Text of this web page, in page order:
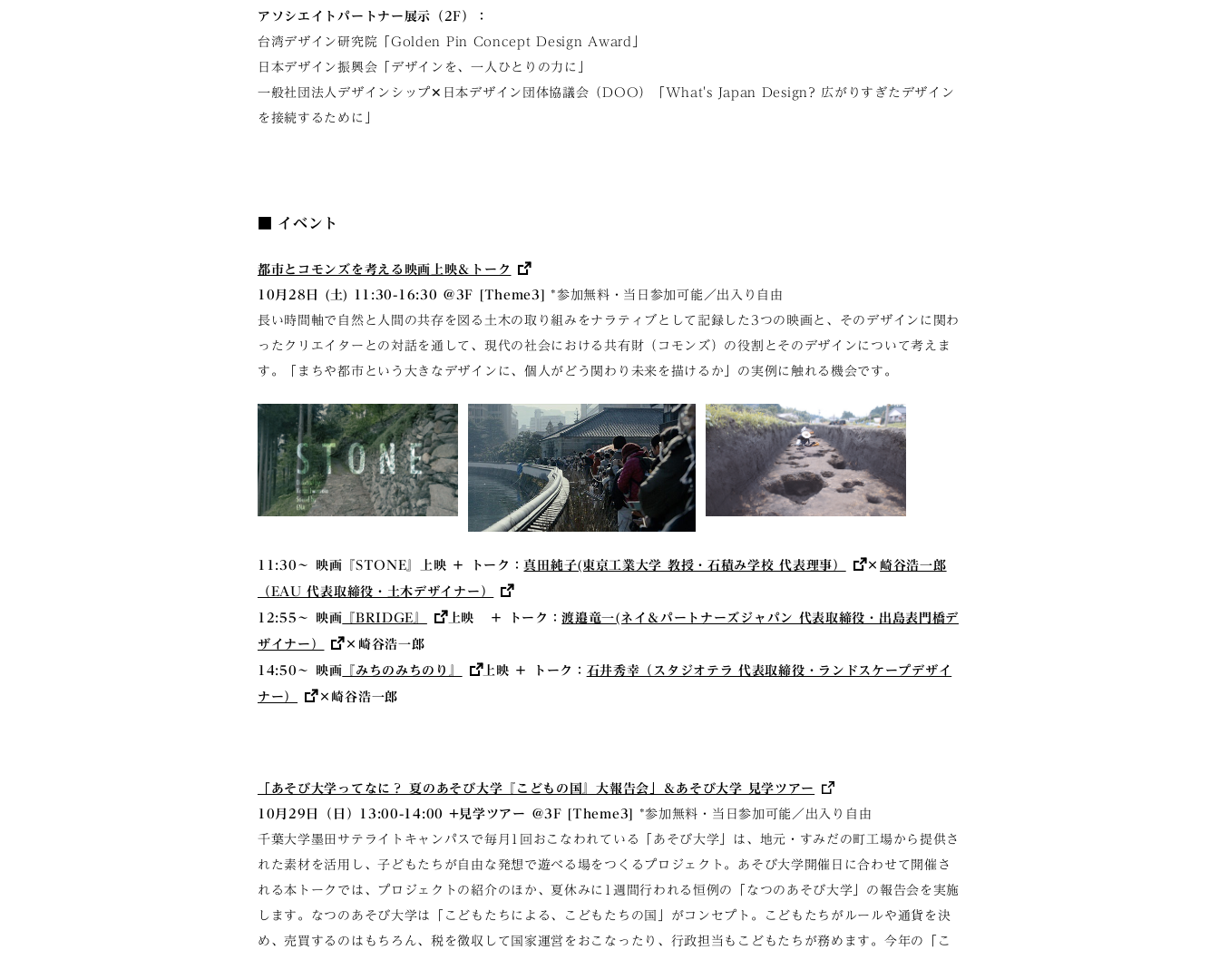
アソシエイトパートナー展示（2F）：
台湾デザイン研究院「Golden Pin Concept Design Award」
日本デザイン振興会「デザインを、一人ひとりの力に」
一般社団法人デザインシップ✕日本デザイン団体協議会（DOO）「What's Japan Design? 広がりすぎたデザイン
を接続するために」
■ イベント
都市とコモンズを考える映画上映＆トーク
10月28日 (土) 11:30-16:30 ＠3F [Theme3] *参加無料・当日参加可能／出入り自由
長い時間軸で自然と人間の共存を図る土木の取り組みをナラティブとして記録した3つの映画と、そのデザインに関わ
ったクリエイターとの対話を通して、現代の社会における共有財（コモンズ）の役割とそのデザインについて考えま
す。「まちや都市という大きなデザインに、個人がどう関わり未来を描けるか」の実例に触れる機会です。
11:30〜 映画『STONE』上映 ＋ トーク：真田純子(東京工業大学 教授・石積み学校 代表理事） × 崎谷浩一郎
（EAU 代表取締役・土木デザイナー）
12:55～ 映画 『BRIDGE』 上映 ＋ トーク：渡邉竜一(ネイ＆パートナーズジャパン 代表取締役・出島表門橋デ
ザイナー） ×崎谷浩一郎
14:50～ 映画 『みちのみちのり』 上映 ＋ トーク： 石井秀幸（スタジオテラ 代表取締役・ランドスケープデザイ
ナー） ×崎谷浩一郎
「あそび大学ってなに？ 夏のあそび大学『こどもの国』大報告会」＆あそび大学 見学ツアー
10月29日（日）13:00-14:00 +見学ツアー ＠3F [Theme3] *参加無料・当日参加可能／出入り自由
千葉大学墨田サテライトキャンパスで毎月1回おこなわれている「あそび大学」は、地元・すみだの町工場から提供さ
れた素材を活用し、子どもたちが自由な発想で遊べる場をつくるプロジェクト。あそび大学開催日に合わせて開催さ
れる本トークでは、プロジェクトの紹介のほか、夏休みに1週間行われる恒例の「なつのあそび大学」の報告会を実施
します。なつのあそび大学は「こどもたちによる、こどもたちの国」がコンセプト。こどもたちがルールや通貨を決
め、売買するのはもちろん、税を徴収して国家運営をおこなったり、行政担当もこどもたちが務めます。今年の「こ